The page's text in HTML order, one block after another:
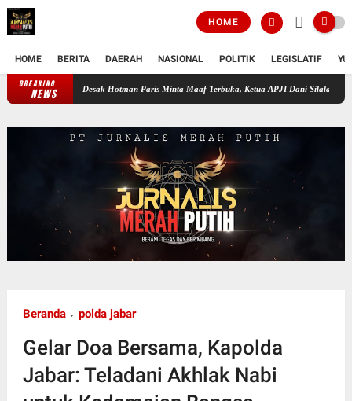
HOME
HOME BERITA DAERAH NASIONAL POLITIK LEGISLATIF
BREAKING
NEWS
Desak Hotman Paris Minta Maaf Terbuka, Ketua APJI Dani Silalahi: Jangan
Beranda polda jabar
Gelar Doa Bersama, Kapolda
Jabar: Teladani Akhlak Nabi